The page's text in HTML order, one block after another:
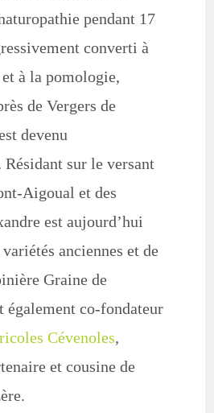
pendant 17
converti à
à la pomologie,
de Vergers de
devenu
sur le versant
Aigoual et des
est aujourd’hui
anciennes et de
Graine de
également co-fondateur
Cévenoles,
et cousine de